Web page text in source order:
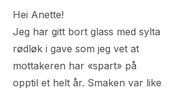
Hei Anette!
Jeg har gitt bort glass med sylta
rødløk i gave som jeg vet at
mottakeren har «spart» på
opptil et helt år. Smaken var like